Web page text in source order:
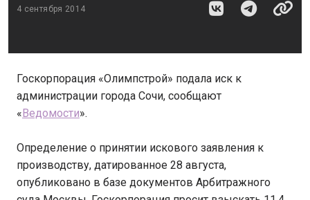
4 сентября 2014
Госкорпорация «Олимпстрой» подала иск к
администрации города Сочи, сообщают
«Ведомости».
Определение о принятии искового заявления к
производству, датированное 28 августа,
опубликовано в базе документов Арбитражного